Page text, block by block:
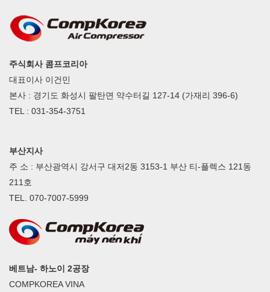
주식회사 콤프코리아
대표이사 이건민
본사 : 경기도 화성시 팔탄면 약수터길 127-14 (가재리 396-6)
TEL : 031-354-3751
부산지사
주 소 : 부산광역시 강서구 대저2동 3153-1 부산 티-플렉스 121동
211호
TEL. 070-7007-5999
베트남- 하노이 2공장
COMPKOREA VINA